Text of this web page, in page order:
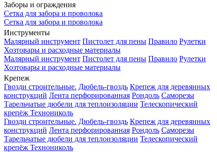
Заборы и ограждения
Сетка для забора и проволока
Сетка для забора и проволока
Инструменты
Малярный инструмент Пистолет для пены Правило Рулетки
Хозтовары и расходные материалы
Малярный инструмент Пистолет для пены Правило Рулетки
Хозтовары и расходные материалы
Крепеж
Гвозди строительные. Дюбель-гвоздь Крепеж для деревянных
конструкций Лента перфорированная Рондоль Саморезы
Тарельчатые дюбели для теплоизоляции Телескопический
крепёж Технониколь
Гвозди строительные. Дюбель-гвоздь Крепеж для деревянных
конструкций Лента перфорированная Рондоль Саморезы
Тарельчатые дюбели для теплоизоляции Телескопический
крепёж Технониколь